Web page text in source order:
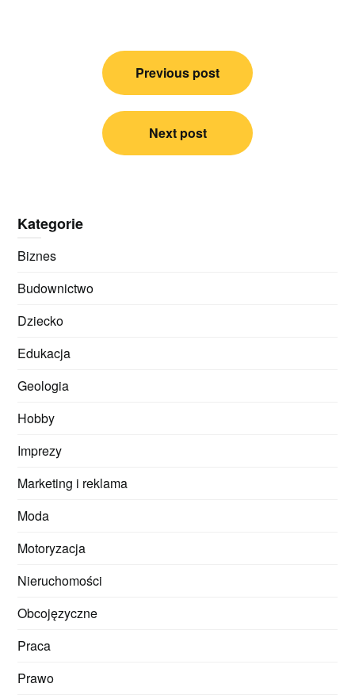
Nawigacja
Previous post
Next post
Kategorie
Biznes
Budownictwo
Dziecko
Edukacja
Geologia
Hobby
Imprezy
Marketing i reklama
Moda
Motoryzacja
Nieruchomości
Obcojęzyczne
Praca
Prawo